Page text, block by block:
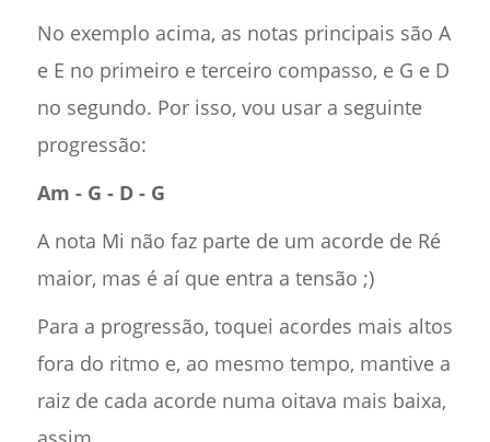
No exemplo acima, as notas principais são A
e E no primeiro e terceiro compasso, e G e D
no segundo. Por isso, vou usar a seguinte
progressão:
Am - G - D - G
A nota Mi não faz parte de um acorde de Ré
maior, mas é aí que entra a tensão ;)
Para a progressão, toquei acordes mais altos
fora do ritmo e, ao mesmo tempo, mantive a
raiz de cada acorde numa oitava mais baixa,